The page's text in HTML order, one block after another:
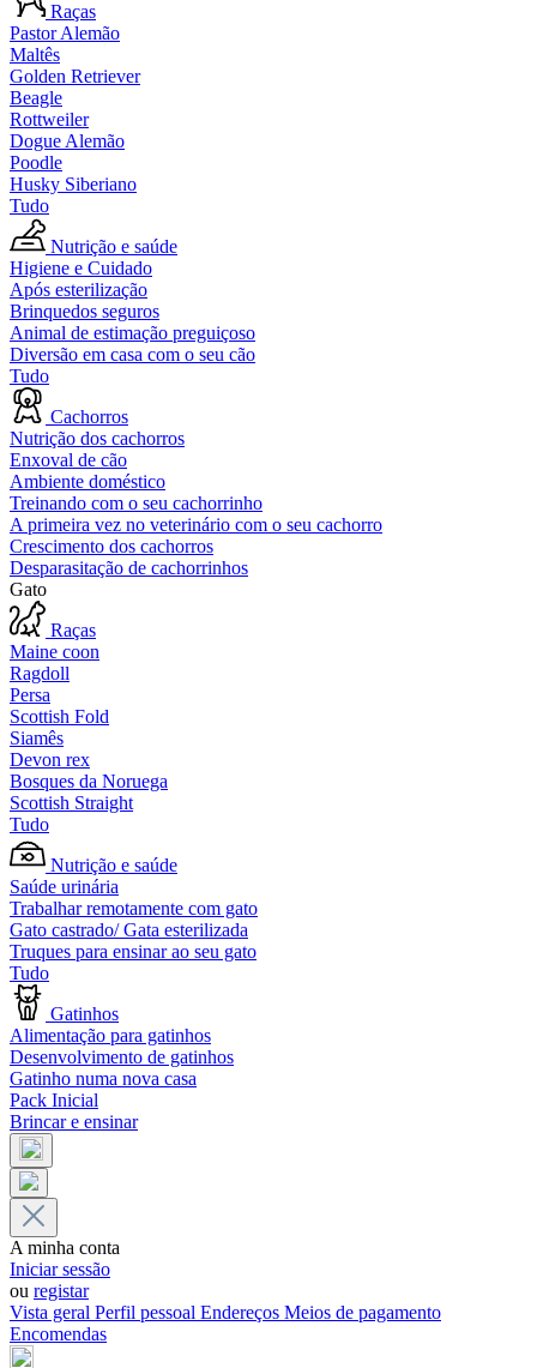
Raças
Pastor Alemão
Maltês
Golden Retriever
Beagle
Rottweiler
Dogue Alemão
Poodle
Husky Siberiano
Tudo
Nutrição e saúde
Higiene e Cuidado
Após esterilização
Brinquedos seguros
Animal de estimação preguiçoso
Diversão em casa com o seu cão
Tudo
Cachorros
Nutrição dos cachorros
Enxoval de cão
Ambiente doméstico
Treinando com o seu cachorrinho
A primeira vez no veterinário com o seu cachorro
Crescimento dos cachorros
Desparasitação de cachorrinhos
Gato
Raças
Maine coon
Ragdoll
Persa
Scottish Fold
Siamês
Devon rex
Bosques da Noruega
Scottish Straight
Tudo
Nutrição e saúde
Saúde urinária
Trabalhar remotamente com gato
Gato castrado/ Gata esterilizada
Truques para ensinar ao seu gato
Tudo
Gatinhos
Alimentação para gatinhos
Desenvolvimento de gatinhos
Gatinho numa nova casa
Pack Inicial
Brincar e ensinar
A minha conta
Iniciar sessão
ou registar
Vista geral Perfil pessoal Endereços Meios de pagamento
Encomendas